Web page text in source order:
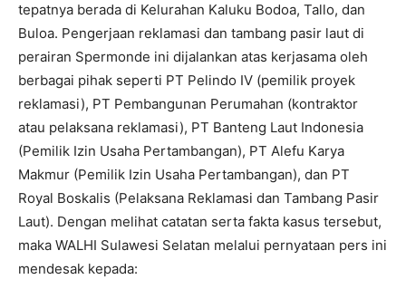
tepatnya berada di Kelurahan Kaluku Bodoa, Tallo, dan
Buloa. Pengerjaan reklamasi dan tambang pasir laut di
perairan Spermonde ini dijalankan atas kerjasama oleh
berbagai pihak seperti PT Pelindo IV (pemilik proyek
reklamasi), PT Pembangunan Perumahan (kontraktor
atau pelaksana reklamasi), PT Banteng Laut Indonesia
(Pemilik Izin Usaha Pertambangan), PT Alefu Karya
Makmur (Pemilik Izin Usaha Pertambangan), dan PT
Royal Boskalis (Pelaksana Reklamasi dan Tambang Pasir
Laut). Dengan melihat catatan serta fakta kasus tersebut,
maka WALHI Sulawesi Selatan melalui pernyataan pers ini
mendesak kepada: